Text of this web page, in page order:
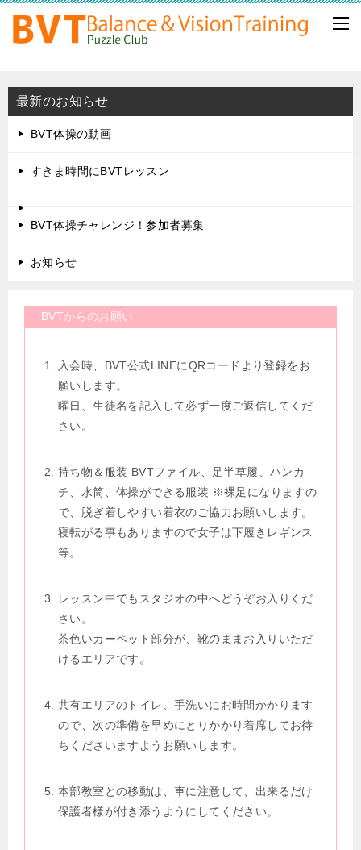
最新のお知らせ
BVT体操の動画
すきま時間にBVTレッスン
BVT体操チャレンジ！参加者募集
お知らせ
BVTからのお願い
入会時、BVT公式LINEにQRコードより登録をお
願いします。
曜日、生徒名を記入して必ず一度ご返信してくだ
さい。
持ち物＆服装 BVTファイル、足半草履、ハンカ
チ、水筒、体操ができる服装 ※裸足になりますの
で、脱ぎ着しやすい着衣のご協力お願いします。
寝転がる事もありますので女子は下履きレギンス
等。
レッスン中でもスタジオの中へどうぞお入りくだ
さい。
茶色いカーペット部分が、靴のままお入りいただ
けるエリアです。
共有エリアのトイレ、手洗いにお時間かかります
ので、次の準備を早めにとりかかり着席してお待
ちくださいますようお願いします。
本部教室との移動は、車に注意して、出来るだけ
保護者様が付き添うようにしてください。